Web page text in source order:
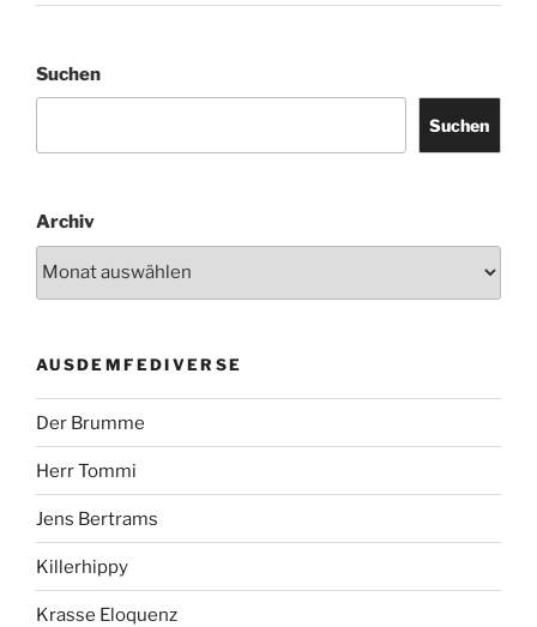
Suchen
Suchen
Archiv
AUSDEMFEDIVERSE
Der Brumme
Herr Tommi
Jens Bertrams
Killerhippy
Krasse Eloquenz